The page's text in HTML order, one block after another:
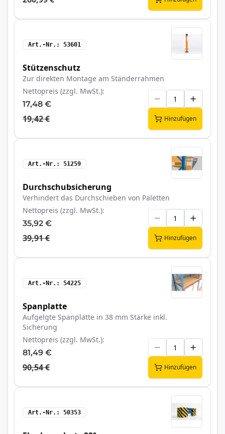
Art.-Nr. 53601
Stützenschutz
Zur direkten Montage am Ständerrahmen
Nettopreis (zzgl. MwSt.)
17,48 €
19,42 € Hinzufügen
Art.-Nr. 51259
Durchschubsicherung
Verhindert das Durchschieben von Paletten
Nettopreis (zzgl. MwSt.)
35,92 €
39,91 € Hinzufügen
Art.-Nr. 54225
Spanplatte
Aufgelgte Spanplatte in 38 mm Stärke inkl.
Sicherung
Nettopreis (zzgl. MwSt.)
81,49 €
90,54 € Hinzufügen
Art.-Nr. 50353